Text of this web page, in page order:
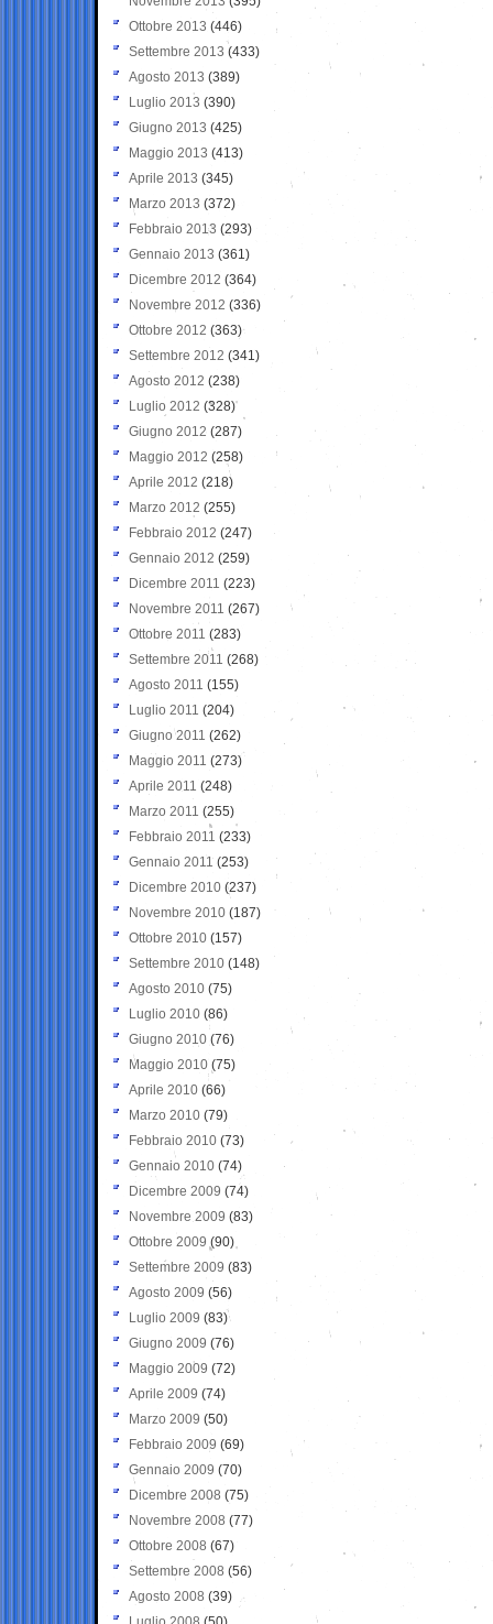
Ottobre 2013 (446)
Settembre 2013 (433)
Agosto 2013 (389)
Luglio 2013 (390)
Giugno 2013 (425)
Maggio 2013 (413)
Aprile 2013 (345)
Marzo 2013 (372)
Febbraio 2013 (293)
Gennaio 2013 (361)
Dicembre 2012 (364)
Novembre 2012 (336)
Ottobre 2012 (363)
Settembre 2012 (341)
Agosto 2012 (238)
Luglio 2012 (328)
Giugno 2012 (287)
Maggio 2012 (258)
Aprile 2012 (218)
Marzo 2012 (255)
Febbraio 2012 (247)
Gennaio 2012 (259)
Dicembre 2011 (223)
Novembre 2011 (267)
Ottobre 2011 (283)
Settembre 2011 (268)
Agosto 2011 (155)
Luglio 2011 (204)
Giugno 2011 (262)
Maggio 2011 (273)
Aprile 2011 (248)
Marzo 2011 (255)
Febbraio 2011 (233)
Gennaio 2011 (253)
Dicembre 2010 (237)
Novembre 2010 (187)
Ottobre 2010 (157)
Settembre 2010 (148)
Agosto 2010 (75)
Luglio 2010 (86)
Giugno 2010 (76)
Maggio 2010 (75)
Aprile 2010 (66)
Marzo 2010 (79)
Febbraio 2010 (73)
Gennaio 2010 (74)
Dicembre 2009 (74)
Novembre 2009 (83)
Ottobre 2009 (90)
Settembre 2009 (83)
Agosto 2009 (56)
Luglio 2009 (83)
Giugno 2009 (76)
Maggio 2009 (72)
Aprile 2009 (74)
Marzo 2009 (50)
Febbraio 2009 (69)
Gennaio 2009 (70)
Dicembre 2008 (75)
Novembre 2008 (77)
Ottobre 2008 (67)
Settembre 2008 (56)
Agosto 2008 (39)